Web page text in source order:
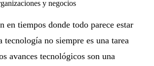
en tiempos donde todo parece estar
tecnología no siempre es una tarea
avances tecnológicos son una